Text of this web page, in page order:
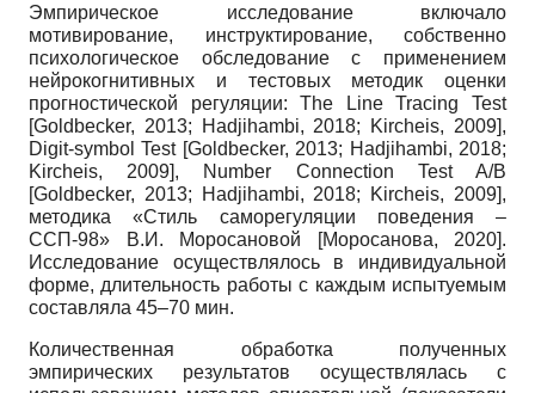
Эмпирическое исследование включало
мотивирование, инструктирование, собственно
психологическое обследование с применением
нейрокогнитивных и тестовых методик оценки
прогностической регуляции: The Line Tracing Test
[Goldbecker, 2013; Hadjihambi, 2018; Kircheis, 2009],
Digit-symbol Test [Goldbecker, 2013; Hadjihambi, 2018;
Kircheis, 2009], Number Connection Test A/B
[Goldbecker, 2013; Hadjihambi, 2018; Kircheis, 2009],
методика «Стиль саморегуляции поведения –
ССП-98» В.И. Моросановой
[Моросанова, 2020].
Исследование осуществлялось в индивидуальной
форме, длительность работы с каждым испытуемым
составляла 45–70 мин.
Количественная обработка полученных
эмпирических результатов осуществлялась с